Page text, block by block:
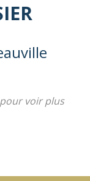
voir plus